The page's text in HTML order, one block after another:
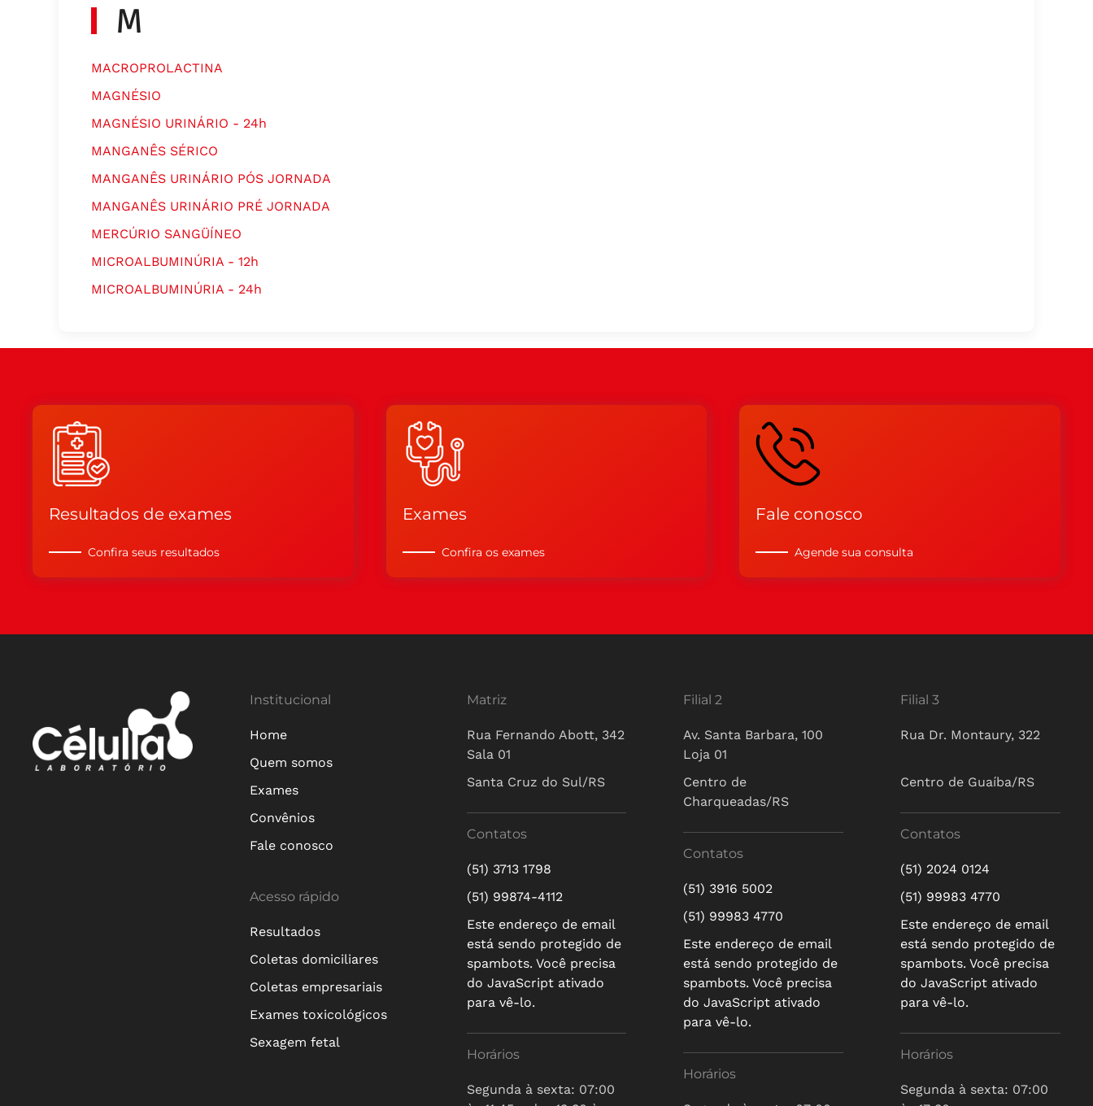
M
MACROPROLACTINA
MAGNÉSIO
MAGNÉSIO URINÁRIO - 24h
MANGANÊS SÉRICO
MANGANÊS URINÁRIO PÓS JORNADA
MANGANÊS URINÁRIO PRÉ JORNADA
MERCÚRIO SANGÜÍNEO
MICROALBUMINÚRIA - 12h
MICROALBUMINÚRIA - 24h
Resultados de exames
Confira seus resultados
Exames
Confira os exames
Fale conosco
Agende sua consulta
Institucional
Home
Quem somos
Exames
Convênios
Fale conosco
Acesso rápido
Resultados
Coletas domiciliares
Coletas empresariais
Exames toxicológicos
Sexagem fetal
Matriz
Rua Fernando Abott, 342
Sala 01
Santa Cruz do Sul/RS
Contatos
(51) 3713 1798
(51) 99874-4112
Este endereço de email
está sendo protegido de
spambots. Você precisa
do JavaScript ativado
para vê-lo.
Horários
Segunda à sexta: 07:00
Filial 2
Av. Santa Barbara, 100
Loja 01
Centro de
Charqueadas/RS
Contatos
(51) 3916 5002
(51) 99983 4770
Este endereço de email
está sendo protegido de
spambots. Você precisa
do JavaScript ativado
para vê-lo.
Horários
Filial 3
Rua Dr. Montaury, 322
Centro de Guaíba/RS
Contatos
(51) 2024 0124
(51) 99983 4770
Este endereço de email
está sendo protegido de
spambots. Você precisa
do JavaScript ativado
para vê-lo.
Horários
Segunda à sexta: 07:00